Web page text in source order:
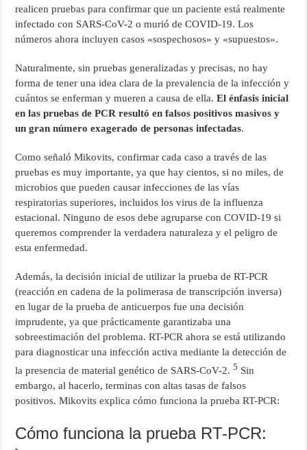
realicen pruebas para confirmar que un paciente está realmente
infectado con SARS-CoV-2 o murió de COVID-19. Los
números ahora incluyen casos «sospechosos» y «supuestos».
Naturalmente, sin pruebas generalizadas y precisas, no hay
forma de tener una idea clara de la prevalencia de la infección y
cuántos se enferman y mueren a causa de ella.El énfasis inicial
en las pruebas de PCR resultó en falsos positivos masivos y
un gran número exagerado de personas infectadas.
Como señaló Mikovits, confirmar cada caso a través de las
pruebas es muy importante, ya que hay cientos, si no miles, de
microbios que pueden causar infecciones de las vías
respiratorias superiores, incluidos los virus de la influenza
estacional. Ninguno de esos debe agruparse con COVID-19 si
queremos comprender la verdadera naturaleza y el peligro de
esta enfermedad.
Además, la decisión inicial de utilizar la prueba de RT-PCR
(reacción en cadena de la polimerasa de transcripción inversa)
en lugar de la prueba de anticuerpos fue una decisión
imprudente, ya que prácticamente garantizaba una
sobreestimación del problema. RT-PCR ahora se está utilizando
para diagnosticar una infección activa mediante la detección de
la presencia de material genético de SARS-CoV-2.5 Sin
embargo, al hacerlo, terminas con altas tasas de falsos
positivos. Mikovits explica cómo funciona la prueba RT-PCR:
Cómo funciona la prueba RT-PCR: